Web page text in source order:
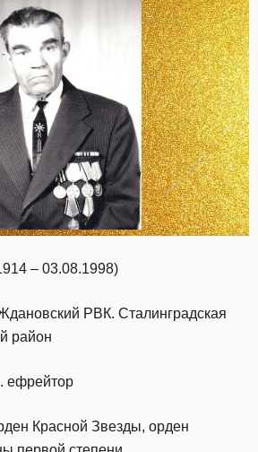
– 03.08.1998)
РВК. Сталинградская
район
ефрейтор
Красной Звезды, орден